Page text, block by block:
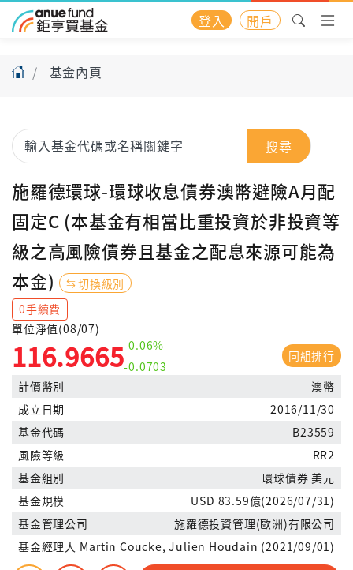
登入 開戶
基金內頁
搜尋
施羅德環球-環球收息債券澳幣避險A月配
固定C (本基金有相當比重投資於非投資等
級之高風險債券且基金之配息來源可能為
本金)
切換級別
0手續費
單位淨值(08/07)
116.9665-0.06%
-0.0703
同組排行
計價幣別
澳幣
成立日期
2016/11/30
基金代碼
B23559
風險等級
RR2
基金組別
環球債券 美元
基金規模
USD 83.59億(2026/07/31)
基金管理公司
施羅德投資管理(歐洲)有限公司
基金經理人 Martin Coucke, Julien Houdain (2021/09/01)